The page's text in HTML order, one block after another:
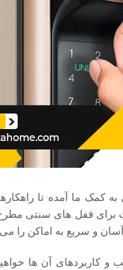
کمک ما آمده تا
برای قفل ‌های سنتی
و سریع به اماکن را
و کاربردهای آن ‌ها